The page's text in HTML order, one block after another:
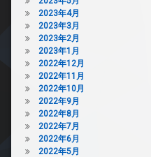
2023年4月
2023年3月
2023年2月
2023年1月
2022年12月
2022年11月
2022年10月
2022年9月
2022年8月
2022年7月
2022年6月
2022年5月